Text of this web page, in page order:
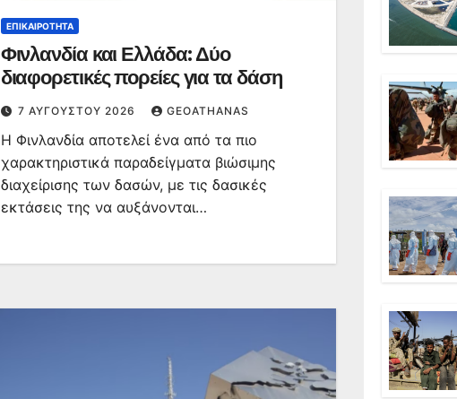
ΕΠΙΚΑΙΡΌΤΗΤΑ
Φινλανδία και Ελλάδα: Δύο
διαφορετικές πορείες για τα δάση
7 ΑΥΓΟΎΣΤΟΥ 2026 GEOATHANAS
Η Φινλανδία αποτελεί ένα από τα πιο
χαρακτηριστικά παραδείγματα βιώσιμης
διαχείρισης των δασών, με τις δασικές
εκτάσεις της να αυξάνονται…